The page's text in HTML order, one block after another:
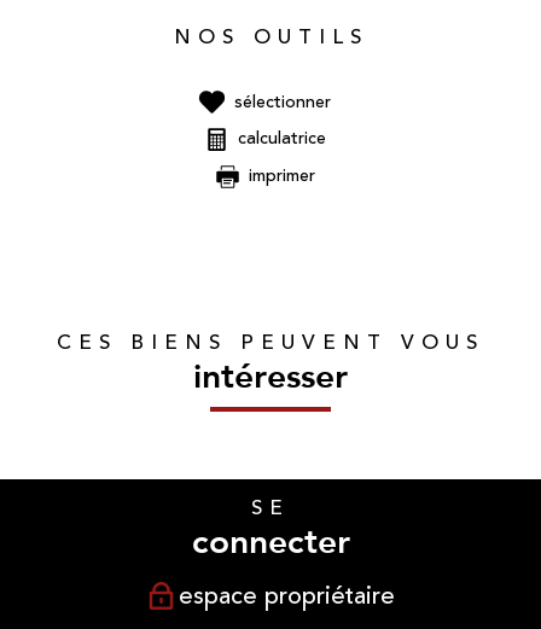
NOS OUTILS
sélectionner
calculatrice
imprimer
CES BIENS PEUVENT VOUS
intéresser
SE
connecter
espace propriétaire